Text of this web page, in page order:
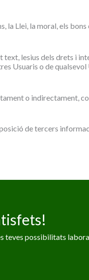
la Llei, la moral, els
lesius dels drets i
Usuaris o de qualsevol
o indirectament,
de tercers
teves possibilitats